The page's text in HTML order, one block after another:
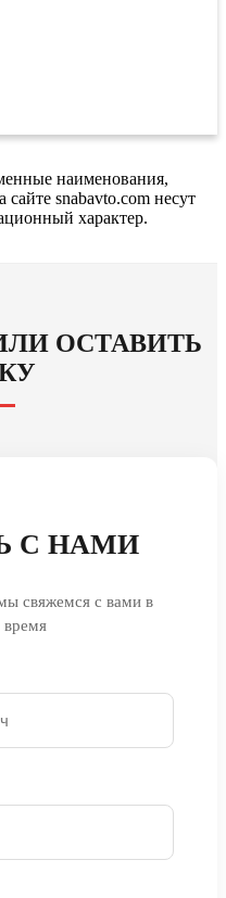
наименования,
snabavto.com несут
характер.
ОСТАВИТЬ
С НАМИ
свяжемся с вами в